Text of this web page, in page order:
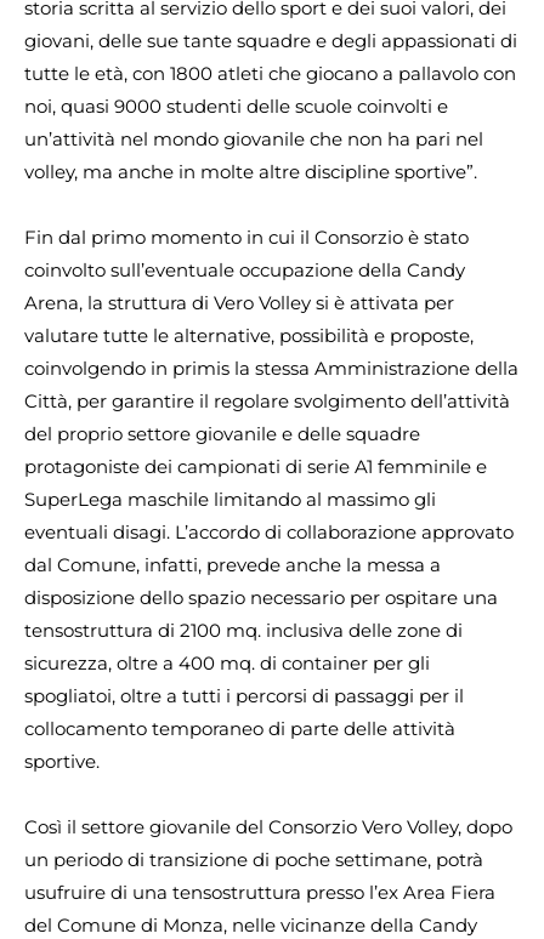
storia scritta al servizio dello sport e dei suoi valori, dei
giovani, delle sue tante squadre e degli appassionati di
tutte le età, con 1800 atleti che giocano a pallavolo con
noi, quasi 9000 studenti delle scuole coinvolti e
un’attività nel mondo giovanile che non ha pari nel
volley, ma anche in molte altre discipline sportive”.
Fin dal primo momento in cui il Consorzio è stato
coinvolto sull’eventuale occupazione della Candy
Arena, la struttura di Vero Volley si è attivata per
valutare tutte le alternative, possibilità e proposte,
coinvolgendo in primis la stessa Amministrazione della
Città, per garantire il regolare svolgimento dell’attività
del proprio settore giovanile e delle squadre
protagoniste dei campionati di serie A1 femminile e
SuperLega maschile limitando al massimo gli
eventuali disagi. L’accordo di collaborazione approvato
dal Comune, infatti, prevede anche la messa a
disposizione dello spazio necessario per ospitare una
tensostruttura di 2100 mq. inclusiva delle zone di
sicurezza, oltre a 400 mq. di container per gli
spogliatoi, oltre a tutti i percorsi di passaggi per il
collocamento temporaneo di parte delle attività
sportive.
Così il settore giovanile del Consorzio Vero Volley, dopo
un periodo di transizione di poche settimane, potrà
usufruire di una tensostruttura presso l’ex Area Fiera
del Comune di Monza, nelle vicinanze della Candy